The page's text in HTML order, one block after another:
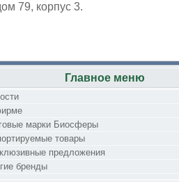
79, корпус 3.
Главное меню
марки Биосферы
товары
предложения
бренды